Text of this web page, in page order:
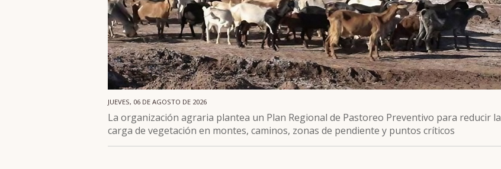
JUEVES, 06 DE AGOSTO DE 2026
La organización agraria plantea un Plan Regional de Pastoreo Preventivo para reducir la
carga de vegetación en montes, caminos, zonas de pendiente y puntos críticos